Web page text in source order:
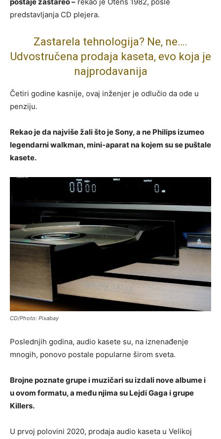
predstavljanja CD plejera.
Zastarela tehnologija? Ne, ne….
Udvostručena prodaja kaseta, evo koja je
najprodavanija
Četiri godine kasnije, ovaj inženjer je odlučio da ode u
penziju.
Rekao je da najviše žali što je Sony, a ne Philips izumeo
legendarni walkman, mini-aparat na kojem su se puštale
kasete.
CD/Photo: Pixabay
Poslednjih godina, audio kasete su, na iznenađenje
mnogih, ponovo postale popularne širom sveta.
Brojne poznate grupe i muzičari su izdali nove albume i
u ovom formatu, a među njima su Lejdi Gaga i grupe
Killers.
U prvoj polovini 2020, prodaja audio kaseta u Velikoj